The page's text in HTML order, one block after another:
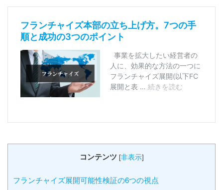
コンテンツ [非表示]
フランチャイズ展開可能性検証の6つの視点